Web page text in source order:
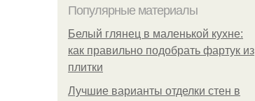
Популярные материалы
Белый глянец в маленькой кухне:
как правильно подобрать фартук из
плитки
Лучшие варианты отделки стен в